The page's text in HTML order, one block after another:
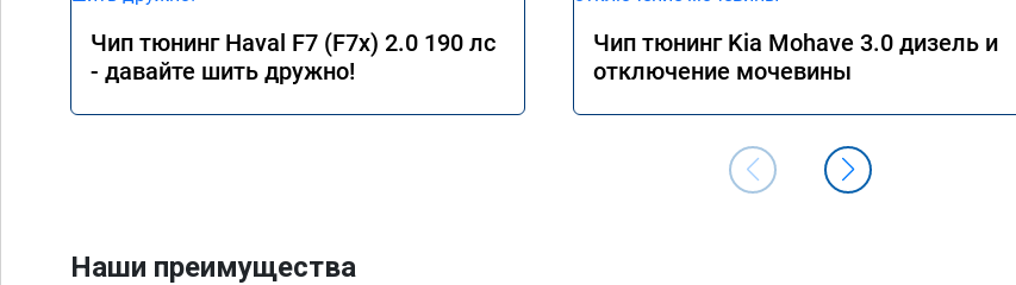
Чип тюнинг Haval F7 (F7x) 2.0 190 лс
- давайте шить дружно!
Чип тюнинг Kia Mohave 3.0 дизель и
отключение мочевины
Наши преимущества